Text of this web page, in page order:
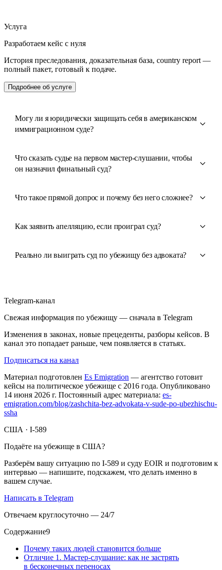
Услуга
Разработаем кейс с нуля
История преследования, доказательная база, country report —
полный пакет, готовый к подаче.
Подробнее об услуге
Могу ли я юридически защищать себя в американском
иммиграционном суде?
Что сказать судье на первом мастер-слушании, чтобы
он назначил финальный суд?
Что такое прямой допрос и почему без него сложнее?
Как заявить апелляцию, если проиграл суд?
Реально ли выиграть суд по убежищу без адвоката?
Telegram-канал
Свежая информация по убежищу — сначала в Telegram
Изменения в законах, новые прецеденты, разборы кейсов. В
канал это попадает раньше, чем появляется в статьях.
Подписаться на канал
Материал подготовлен Es Emigration — агентство готовит
кейсы на политическое убежище с 2016 года. Опубликовано
14 июня 2026 г. Постоянный адрес материала: es-
emigration.com/blog/zashchita-bez-advokata-v-sude-po-ubezhischu-
ssha
США · I-589
Подаёте на убежище в США?
Разберём вашу ситуацию по I-589 и суду EOIR и подготовим к
интервью — напишите, подскажем, что делать именно в
вашем случае.
Написать в Telegram
Отвечаем круглосуточно — 24/7
Содержание9
Почему таких людей становится больше
Отличие 1. Мастер-слушание: как не застрять
в бесконечных переносах